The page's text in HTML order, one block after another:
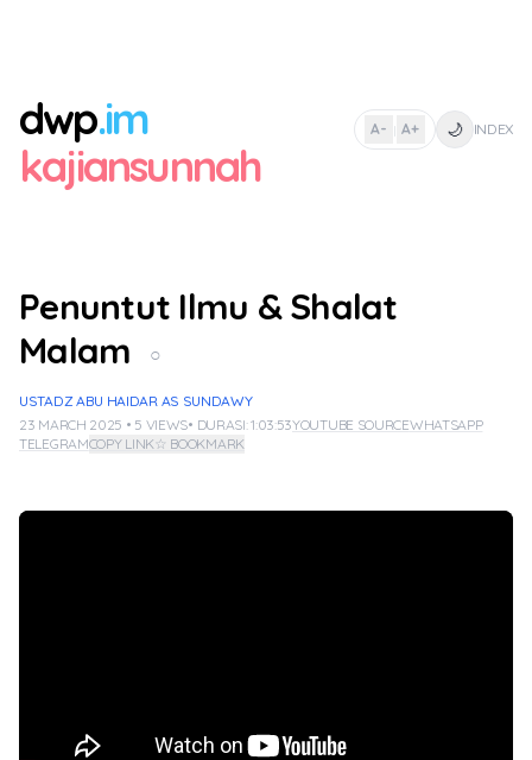
dwp.im
kajiansunnah
A- | A+ 🌙 INDEX
Penuntut Ilmu & Shalat
Malam
○
USTADZ ABU HAIDAR AS SUNDAWY
23 MARCH 2025 • 5 VIEWS• DURASI: 1:03:53YOUTUBE SOURCEWHATSAPP
TELEGRAMCOPY LINK☆ BOOKMARK